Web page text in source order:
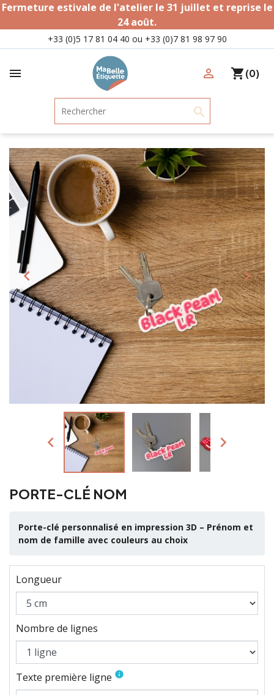
Fermeture estivale de l'atelier le 31 juillet et reprise le
24 août.
+33 (0)5 17 81 04 40 ou +33 (0)7 81 98 97 90
 person_outline shopping_cart(0)
search
 
 
PORTE-CLÉ NOM
Porte-clé personnalisé en impression 3D – Prénom et
nom de famille avec couleurs au choix
Longueur
Nombre de lignes
Texte première ligne info